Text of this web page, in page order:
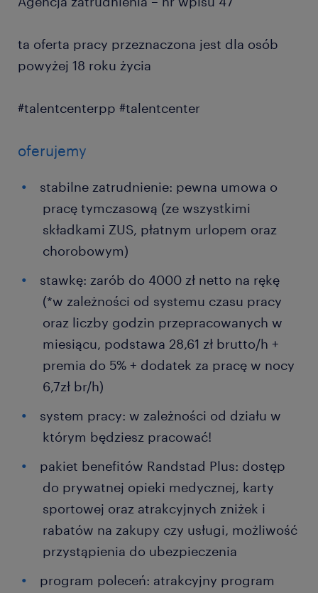
ta oferta pracy przeznaczona jest dla osób
powyżej 18 roku życia
#talentcenterpp #talentcenter
oferujemy
stabilne zatrudnienie: pewna umowa o
pracę tymczasową (ze wszystkimi
składkami ZUS, płatnym urlopem oraz
chorobowym)
stawkę: zarób do 4000 zł netto na rękę
(*w zależności od systemu czasu pracy
oraz liczby godzin przepracowanych w
miesiącu, podstawa 28,61 zł brutto/h +
premia do 5% + dodatek za pracę w nocy
6,7zł br/h)
system pracy: w zależności od działu w
którym będziesz pracować!
pakiet benefitów Randstad Plus: dostęp
do prywatnej opieki medycznej, karty
sportowej oraz atrakcyjnych zniżek i
rabatów na zakupy czy usługi, możliwość
przystąpienia do ubezpieczenia
program poleceń: atrakcyjny program